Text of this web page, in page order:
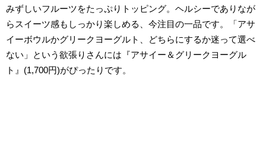
みずしいフルーツをたっぷりトッピング。ヘルシーでありなが
らスイーツ感もしっかり楽しめる、今注目の一品です。「アサ
イーボウルかグリークヨーグルト、どちらにするか迷って選べ
ない」という欲張りさんには『アサイー＆グリークヨーグル
ト』(1,700円)がぴったりです。